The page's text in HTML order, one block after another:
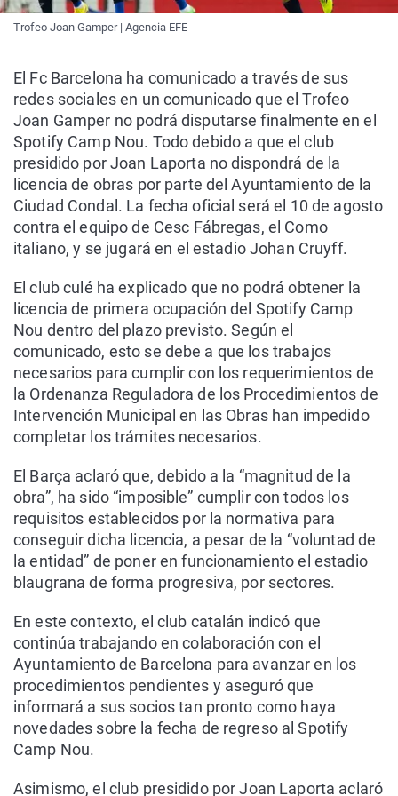
Trofeo Joan Gamper | Agencia EFE
El Fc Barcelona ha comunicado a través de sus
redes sociales en un comunicado que el Trofeo
Joan Gamper no podrá disputarse finalmente en el
Spotify Camp Nou. Todo debido a que el club
presidido por Joan Laporta no dispondrá de la
licencia de obras por parte del Ayuntamiento de la
Ciudad Condal. La fecha oficial será el 10 de agosto
contra el equipo de Cesc Fábregas, el Como
italiano, y se jugará en el estadio Johan Cruyff.
El club culé ha explicado que no podrá obtener la
licencia de primera ocupación del Spotify Camp
Nou dentro del plazo previsto. Según el
comunicado, esto se debe a que los trabajos
necesarios para cumplir con los requerimientos de
la Ordenanza Reguladora de los Procedimientos de
Intervención Municipal en las Obras han impedido
completar los trámites necesarios.
El Barça aclaró que, debido a la “magnitud de la
obra”, ha sido “imposible” cumplir con todos los
requisitos establecidos por la normativa para
conseguir dicha licencia, a pesar de la “voluntad de
la entidad” de poner en funcionamiento el estadio
blaugrana de forma progresiva, por sectores.
En este contexto, el club catalán indicó que
continúa trabajando en colaboración con el
Ayuntamiento de Barcelona para avanzar en los
procedimientos pendientes y aseguró que
informará a sus socios tan pronto como haya
novedades sobre la fecha de regreso al Spotify
Camp Nou.
Asimismo, el club presidido por Joan Laporta aclaró